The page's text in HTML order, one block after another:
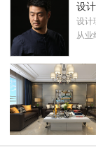
设
设计
从业